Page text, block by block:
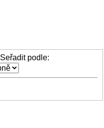
Seřadit podle: